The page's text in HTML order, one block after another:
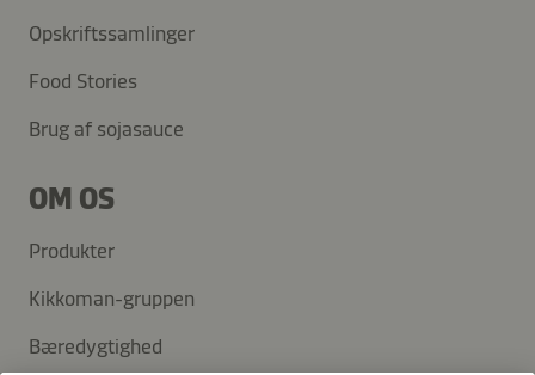
Opskriftssamlinger
Food Stories
Brug af sojasauce
OM OS
Produkter
Kikkoman-gruppen
Bæredygtighed